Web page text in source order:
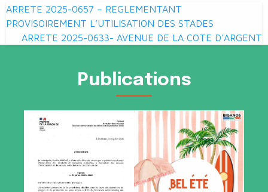
Navigation
de
l’article
ARRETE 2025-0657 – REGLEMENTANT
PROVISOIREMENT L’UTILISATION DES STADES
ARRETE 2025-0633- AVENUE DE LA COTE D’ARGENT
Publications